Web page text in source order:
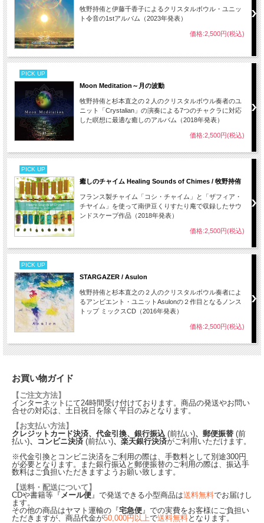
牧野持侑と伊藤千香子によるクリスタルボウル・ユニッ
ト令音の1stアルバム（2023年発表）
価格:2,500円(税込)
PICK UP
Moon Meditation～月の波動
牧野持侑と杉本直之の２人のクリスタルボウル奏者のユ
ニット「Crystalian」の演奏による7つのチャクラに対応
した瞑想に最適な癒しのアルバム（2018年発表）
価格:2,500円(税込)
PICK UP
癒しのチャイム Healing Sounds of Chimes / 牧野持侑
フランス製チャイム「コシ・チャイム」と「ザフィア・
チヤイム」を使って南伊豆くりすたり庵で収録したサウ
ンドスケープ作品（2018年発表）
価格:2,500円(税込)
PICK UP
STARGAZER / Asulon
牧野持侑と杉本直之の２人のクリスタルボウル奏者によ
るアンビエント・ユニットAsulonの２作目となるノンス
トップ ミックスCD（2016年発表）
価格:2,500円(税込)
お買い物ガイド
【ご注文方法】
インターネットにて24時間受け付けております。商品の発送やお問い
合せの対応は、土日祝日を除く平日のみとなります。
【お支払い方法】
クレジットカード決済、代金引換、銀行振込 (前払い)、郵便振替 (前
払い)、コンビニ決済 (前払い)、楽天銀行決済がご利用いただけます。
※代金引換とコンビニ決済をご利用の際は、手数料として別途300円
が必要となります。また銀行振込と郵便振替のご利用の際は、振込手
数料はご負担いただきますようお願い致します。
【送料・配送について】
CDや書籍等『 メール便 』で発送できる小型商品は送料無料でお届けし
ます。
その他の商品はヤマト運輸の『宅急便 』での実費をお客様にご負担い
ただきますが、商品代金が50,000円以上で送料無料となります。